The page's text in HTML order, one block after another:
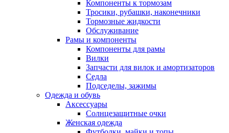
Компоненты к тормозам
Тросики, рубашки, наконечники
Тормозные жидкости
Обслуживание
Рамы и компоненты
Компоненты для рамы
Вилки
Запчасти для вилок и амортизаторов
Седла
Подседелы, зажимы
Одежда и обувь
Аксессуары
Солнцезащитные очки
Женская одежда